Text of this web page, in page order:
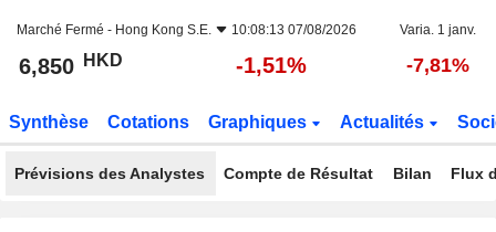
Marché Fermé - Hong Kong S.E. 10:08:13 07/08/2026 Varia. 1 janv.
6,850 HKD -1,51% -7,81%
Synthèse Cotations Graphiques Actualités
Prévisions des Analystes Compte de Résultat Bilan Flux